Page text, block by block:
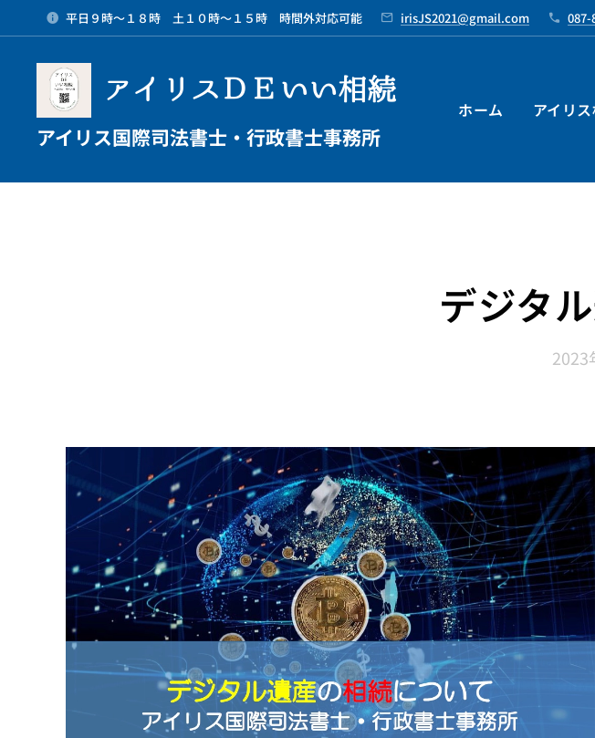
平日９時～１８時 土１０時～１５時 時間外対応可能 irisJS2021@gmail.com 087-
アイリスＤＥいい相続
アイリス国際司法書士・行政書士事務所
ホーム アイリ
デジタ
2023